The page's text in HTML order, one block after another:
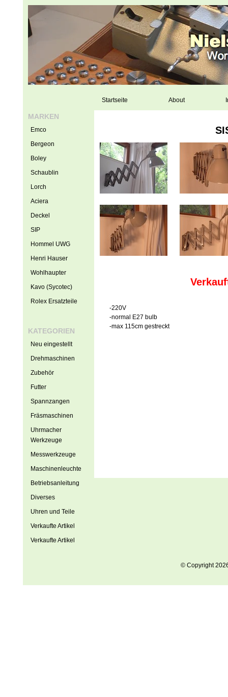
Startseite About
-220V
-normal E27 bulb
-max 115cm gestreckt
MARKEN
Emco
Bergeon
Boley
Schaublin
Lorch
Aciera
Deckel
SIP
Hommel UWG
Henri Hauser
Wohlhaupter
Kavo (Sycotec)
Rolex Ersatzteile
KATEGORIEN
Neu eingestellt
Drehmaschinen
Zubehör
Futter
Spannzangen
Fräsmaschinen
Uhrmacher
Werkzeuge
Messwerkzeuge
Maschinenleuchte
Betriebsanleitung
Diverses
Uhren und Teile
Verkaufte Artikel
Verkaufte Artikel
© Copyright